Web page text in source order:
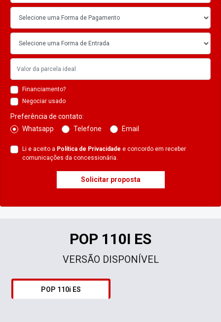
Financiamento?
Negociar usado
Preferência de contato:
Whatsapp
Telefone Email
Li e aceito a Política de Privacidade e concordo em receber
comunicações da concessionária.
Solicitar proposta
POP 110I ES
VERSÃO DISPONÍVEL
POP 110i ES